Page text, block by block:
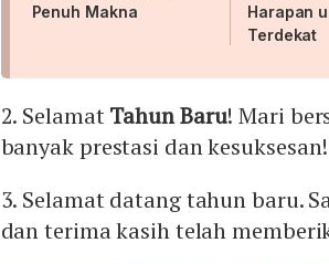
Penuh Makna
Harapan
Terdekat
2. SelamatTahun Baru! Mari
banyak prestasi dan kesuksesan!
3. Selamat datang tahun baru.
dan terima kasih telah